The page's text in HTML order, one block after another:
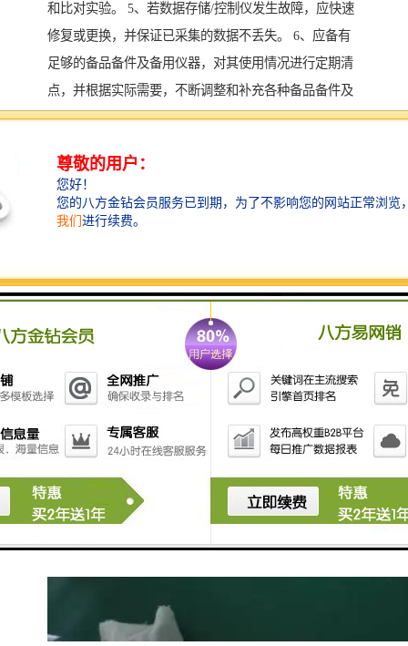
和比对实验。 5、若数据存储/控制仪发生故障，应快速
修复或更换，并保证已采集的数据不丢失。 6、应备有
足够的备品备件及备用仪器，对其使用情况进行定期清
点，并根据实际需要，不断调整和补充各种备品备件及
备用仪器的存储数量。 7、在线监测设备因故障不能采
要时采用人工方法进行监测。